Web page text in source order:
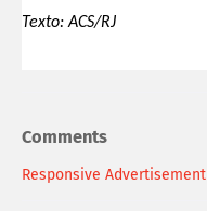
Texto: ACS/RJ
Comments
Responsive Advertisement